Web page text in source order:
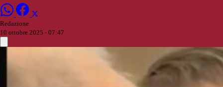
Redazione
10 ottobre 2025 - 07:47